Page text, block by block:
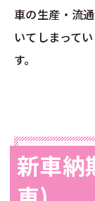
車の生産・流
いてしまって
す。
新車納